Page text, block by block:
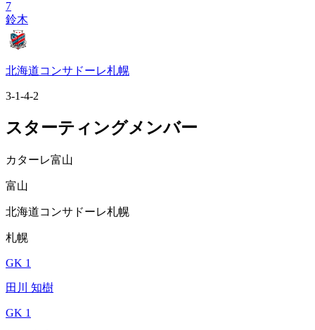
7
鈴木
北海道コンサドーレ札幌
3-1-4-2
スターティングメンバー
カターレ富山
富山
北海道コンサドーレ札幌
札幌
GK 1
田川 知樹
GK 1